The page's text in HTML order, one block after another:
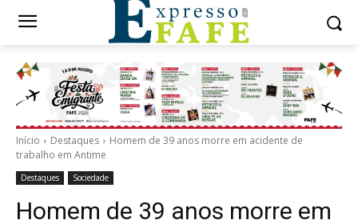
Início Destaques
Homem de 39 anos morre em acidente de
trabalho em Antime
Destaques Sociedade
Homem de 39 anos morre em